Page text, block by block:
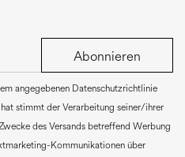
Abonnieren
angegebenen Datenschutzrichtlinie
stimmt der Verarbeitung seiner/ihrer
des Versands betreffend Werbung
Kommunikationen über